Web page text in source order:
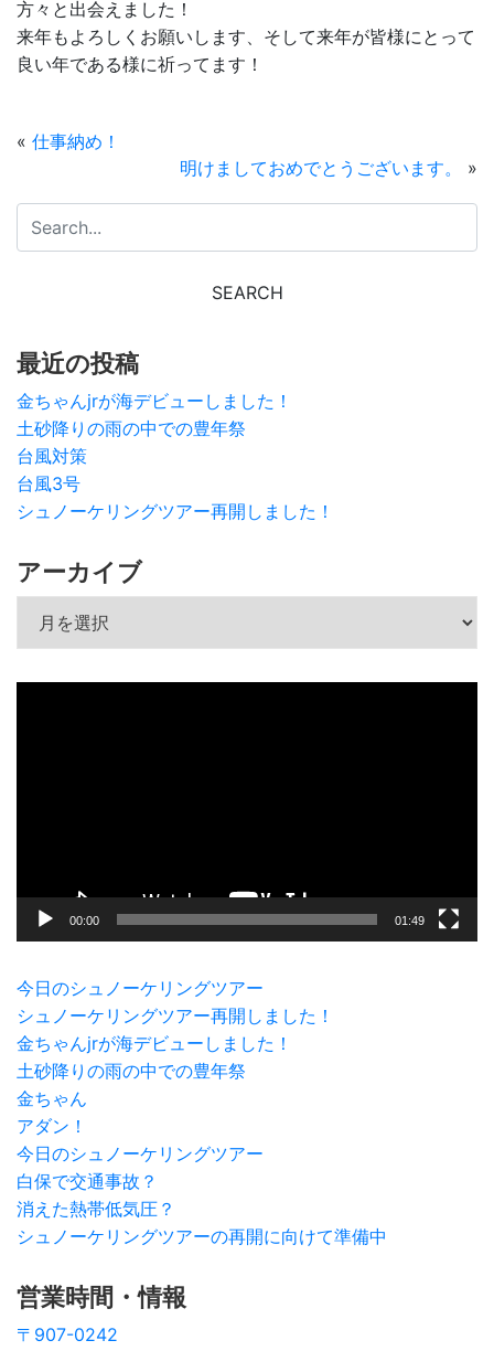
方々と出会えました！
来年もよろしくお願いします、そして来年が皆様にとって
良い年である様に祈ってます！
« 仕事納め！
明けましておめでとうございます。
»
最近の投稿
金ちゃんjrが海デビューしました！
土砂降りの雨の中での豊年祭
台風対策
台風3号
シュノーケリングツアー再開しました！
アーカイブ
00:00 01:49
今日のシュノーケリングツアー
シュノーケリングツアー再開しました！
金ちゃんjrが海デビューしました！
土砂降りの雨の中での豊年祭
金ちゃん
アダン！
今日のシュノーケリングツアー
白保で交通事故？
消えた熱帯低気圧？
シュノーケリングツアーの再開に向けて準備中
営業時間・情報
〒907-0242